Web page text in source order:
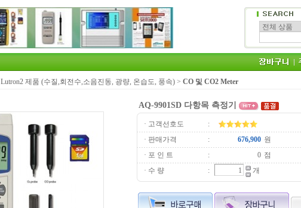
Lutron2 제품 (수질,회전수,소음진동, 광량, 온습도, 풍속) > CO 및 CO2 Meter
AQ-9901SD 다항목 측정기
· 고객선호도
:
· 판매가격
:
원
· 포 인 트
:
점
· 수 량
: 개